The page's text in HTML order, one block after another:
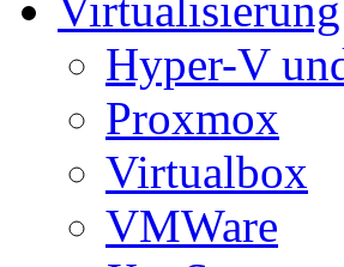
Virtualisierung
Hyper-V
Proxmox
Virtualbox
VMWare